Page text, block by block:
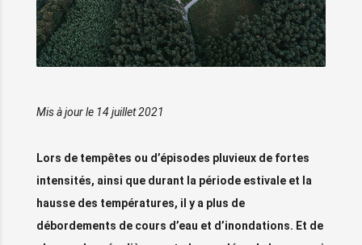
Mis à jour le 14 juillet 2021
Lors de tempêtes ou d’épisodes pluvieux de fortes
intensités, ainsi que durant la période estivale et la
hausse des températures, il y a plus de
débordements de cours d’eau et d’inondations. Et de